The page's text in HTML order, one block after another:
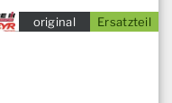
Ersatzteil
original